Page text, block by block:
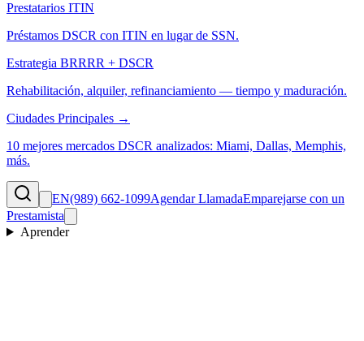
Prestatarios ITIN
Préstamos DSCR con ITIN en lugar de SSN.
Estrategia BRRRR + DSCR
Rehabilitación, alquiler, refinanciamiento — tiempo y maduración.
Ciudades Principales →
10 mejores mercados DSCR analizados: Miami, Dallas, Memphis,
más.
EN(989) 662-1099Agendar LlamadaEmparejarse con un
Prestamista
Aprender